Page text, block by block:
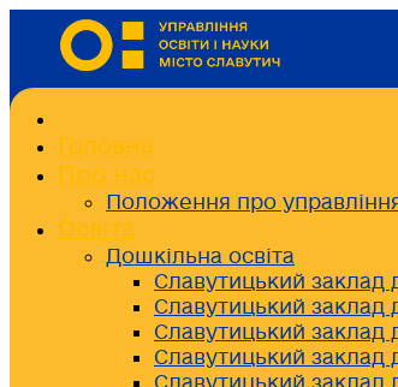
Головна
Про нас
Положення про
Освіта
Дошкільна освіта
Славутицький заклад
Славутицький заклад
Славутицький заклад
Славутицький заклад